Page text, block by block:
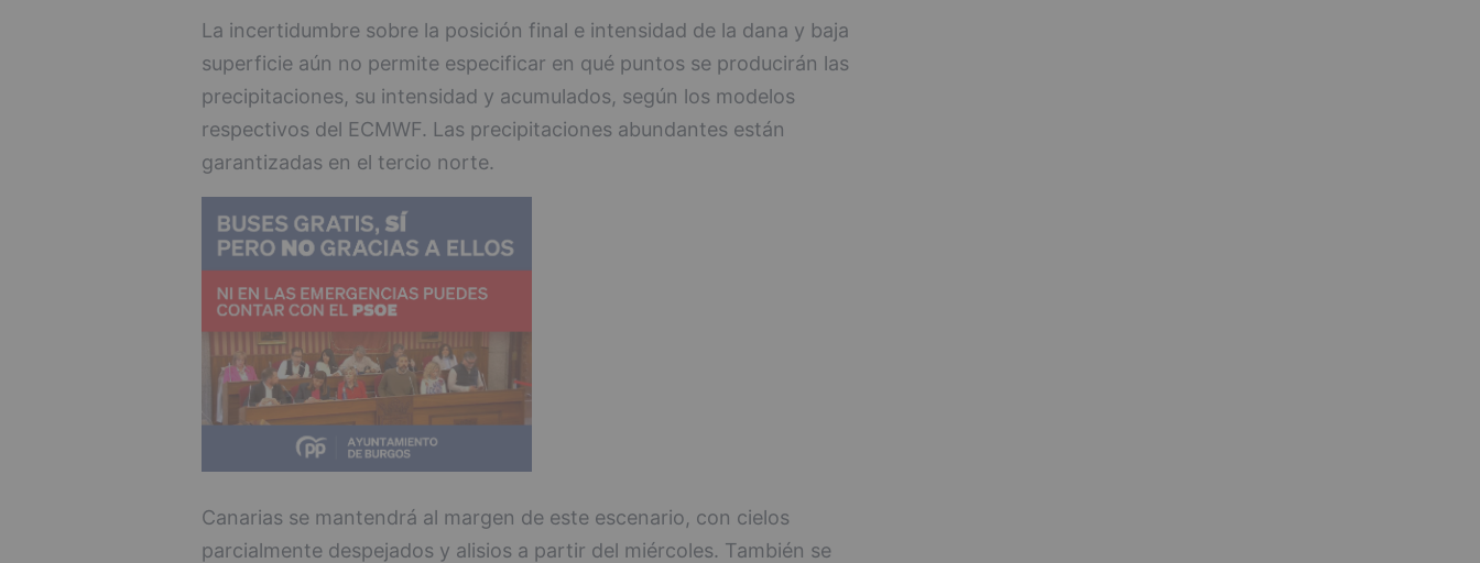
La incertidumbre sobre la posición final e intensidad de la dana y baja
superficie aún no permite especificar en qué puntos se producirán las
precipitaciones, su intensidad y acumulados, según los modelos
respectivos del ECMWF. Las precipitaciones abundantes están
garantizadas en el tercio norte.
Canarias se mantendrá al margen de este escenario, con cielos
parcialmente despejados y alisios a partir del miércoles. También se